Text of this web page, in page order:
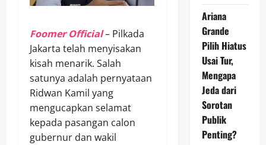
Foomer Official– Pilkada
Jakarta telah menyisakan
kisah menarik. Salah
satunya adalah pernyataan
Ridwan Kamil yang
mengucapkan selamat
kepada pasangan calon
gubernur dan wakil
Ariana
Grande
Pilih Hiatus
Usai Tur,
Mengapa
Jeda dari
Sorotan
Publik
Penting?